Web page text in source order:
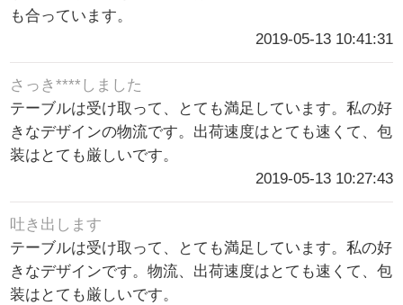
も合っています。
2019-05-13 10:41:31
さっき****しました
テーブルは受け取って、とても満足しています。私の好
きなデザインの物流です。出荷速度はとても速くて、包
装はとても厳しいです。
2019-05-13 10:27:43
吐き出します
テーブルは受け取って、とても満足しています。私の好
きなデザインです。物流、出荷速度はとても速くて、包
装はとても厳しいです。